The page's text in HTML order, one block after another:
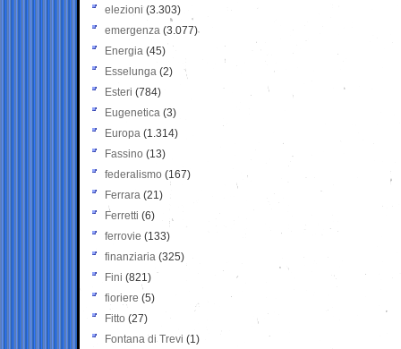
elezioni (3.303)
emergenza (3.077)
Energia (45)
Esselunga (2)
Esteri (784)
Eugenetica (3)
Europa (1.314)
Fassino (13)
federalismo (167)
Ferrara (21)
Ferretti (6)
ferrovie (133)
finanziaria (325)
Fini (821)
fioriere (5)
Fitto (27)
Fontana di Trevi (1)